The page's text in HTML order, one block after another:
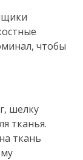
чтобы
шелку
тканья.
ткань